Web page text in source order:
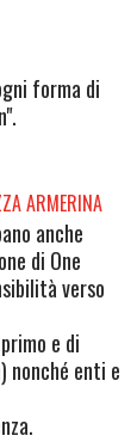
forma di
ARMERINA
anche
di One
verso
e di
nonché enti e